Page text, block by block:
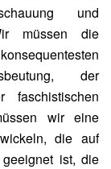
und
müssen die
der
faschistischen
wir eine
die auf
ist, die